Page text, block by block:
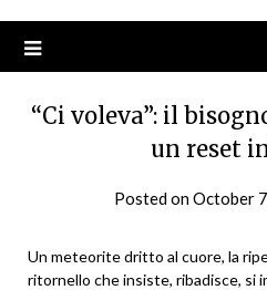
“Ci voleva”: il
un reset
Posted onOctober
Un meteorite dritto al cuore, la
ritornello che insiste, ribadisce, si